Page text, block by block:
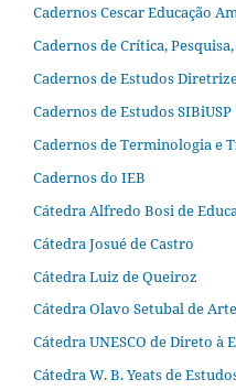
Cadernos Cescar Educação
Cadernos de Crítica,
Cadernos de Estudos
Cadernos de Estudos SIBiUSP
Cadernos de Terminologia e
Cadernos do IEB
Cátedra Alfredo Bosi de
Cátedra Josué de Castro
Cátedra Luiz de Queiroz
Cátedra Olavo Setubal de
Cátedra UNESCO de Direto à
Cátedra W. B. Yeats de